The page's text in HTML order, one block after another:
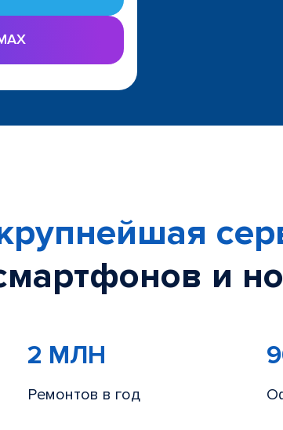
и
2 МЛН
Ремонтов в год